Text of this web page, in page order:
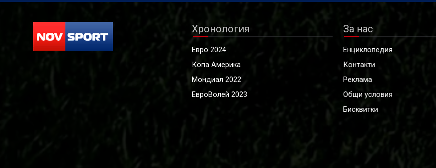
Хронология
Евро 2024
Копа Америка
Мондиал 2022
ЕвроВолей 2023
За нас
Енциклопедия
Контакти
Реклама
Общи условия
Бисквитки